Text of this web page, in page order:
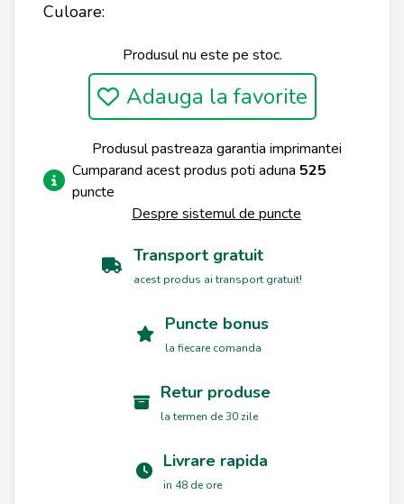
Culoare:
Produsul nu este pe stoc.
Adauga la favorite
Produsul pastreaza garantia imprimantei
Cumparand acest produs poti aduna 525
puncte
Despre sistemul de puncte
Transport gratuit
acest produs ai transport gratuit!
Puncte bonus
la fiecare comanda
Retur produse
la termen de 30 zile
Livrare rapida
in 48 de ore